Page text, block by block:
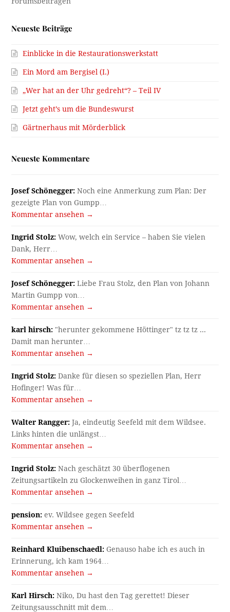
Neueste Beiträge
Einblicke in die Restaurationswerkstatt
Ein Mord am Bergisel (I.)
„Wer hat an der Uhr gedreht“? – Teil IV
Jetzt geht’s um die Bundeswurst
Gärtnerhaus mit Mörderblick
Neueste Kommentare
Josef Schönegger: Noch eine Anmerkung zum Plan: Der
gezeigte Plan von Gumpp…
Kommentar ansehen →
Ingrid Stolz: Wow, welch ein Service – haben Sie vielen
Dank, Herr…
Kommentar ansehen →
Josef Schönegger: Liebe Frau Stolz, den Plan von Johann
Martin Gumpp von…
Kommentar ansehen →
karl hirsch: "herunter gekommene Höttinger" tz tz tz ...
Damit man herunter…
Kommentar ansehen →
Ingrid Stolz: Danke für diesen so speziellen Plan, Herr
Hofinger! Was für…
Kommentar ansehen →
Walter Rangger: Ja, eindeutig Seefeld mit dem Wildsee.
Links hinten die unlängst…
Kommentar ansehen →
Ingrid Stolz: Nach geschätzt 30 überflogenen
Zeitungsartikeln zu Glockenweihen in ganz Tirol…
Kommentar ansehen →
pension: ev. Wildsee gegen Seefeld
Kommentar ansehen →
Reinhard Kluibenschaedl: Genauso habe ich es auch in
Erinnerung, ich kam 1964…
Kommentar ansehen →
Karl Hirsch: Niko, Du hast den Tag gerettet! Dieser
Zeitungsausschnitt mit dem…